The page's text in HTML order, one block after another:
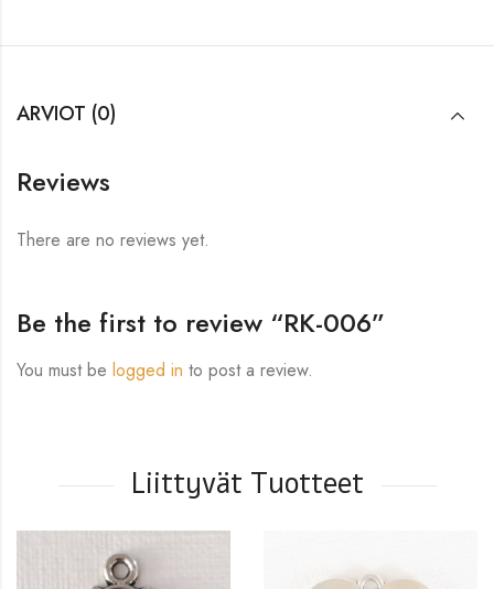
ARVIOT (0)
Reviews
There are no reviews yet.
Be the first to review “RK-006”
You must be logged in to post a review.
Liittyvät Tuotteet